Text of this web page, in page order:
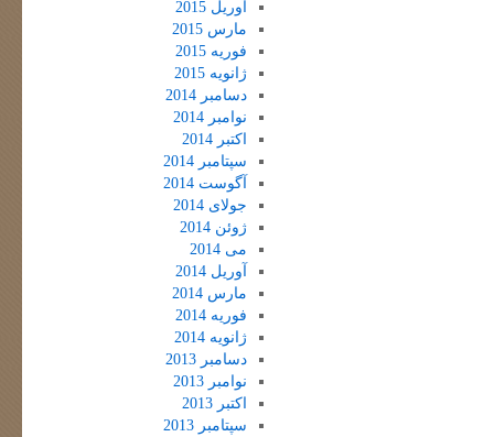
آوریل 2015
مارس 2015
فوریه 2015
ژانویه 2015
دسامبر 2014
نوامبر 2014
اکتبر 2014
سپتامبر 2014
آگوست 2014
جولای 2014
ژوئن 2014
می 2014
آوریل 2014
مارس 2014
فوریه 2014
ژانویه 2014
دسامبر 2013
نوامبر 2013
اکتبر 2013
سپتامبر 2013